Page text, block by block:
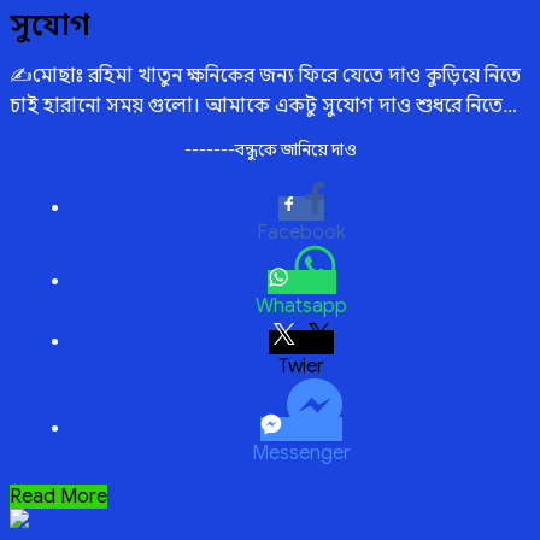
সুযোগ
✍️মোছাঃ রহিমা খাতুন ক্ষনিকের জন্য ফিরে যেতে দাও কুড়িয়ে নিতে
চাই হারানো সময় গুলো। আমাকে একটু সুযোগ দাও শুধরে নিতে…
-------বন্ধুকে জানিয়ে দাও
Facebook
Whatsapp
Twitter
Messenger
সুযোগ
Read More